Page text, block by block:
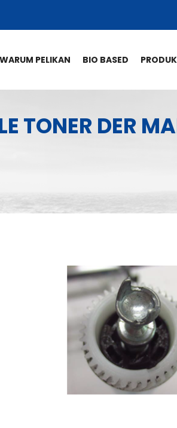
WARUM PELIKAN BIO BASED
TONER DER